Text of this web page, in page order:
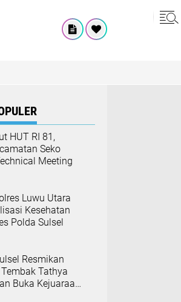
HUT RI 81,
Seko
Meeting
Luwu Utara
Kesehatan
Polda Sulsel
Resmikan
Tathya
Buka Kejuaraan
Bupati Sidrap Cup